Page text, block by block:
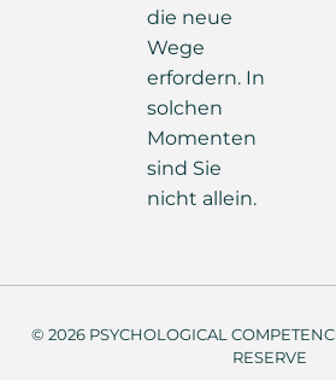
die neue
Wege
erfordern. In
solchen
Momenten
sind Sie
nicht allein.
© 2026 PSYCHOLOGICAL
RESERVE